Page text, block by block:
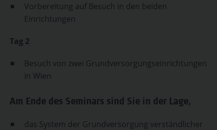
Vorbereitung auf Besuch in den beiden
Einrichtungen
Tag 2
Besuch von zwei Grundversorgungseinrichtungen
in Wien
Am Ende des Seminars sind Sie in der Lage,
das System der Grundversorgung verständlicher